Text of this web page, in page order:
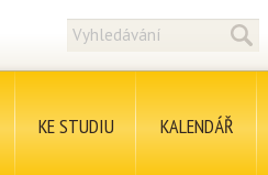
KE STUDIU KALENDÁŘ